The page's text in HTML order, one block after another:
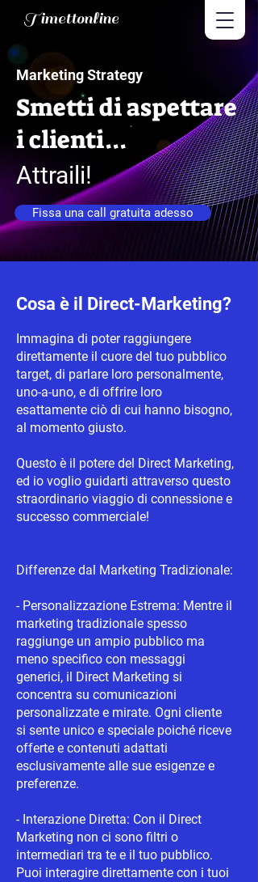
Timettonline
Marketing Strategy
Smetti di aspettare
i clienti...
Attraili!
Fissa una call gratuita adesso
Cosa è il Direct-Marketing?
Immagina di poter raggiungere
direttamente il cuore del tuo pubblico
target, di parlare loro personalmente,
uno-a-uno, e di offrire loro
esattamente ciò di cui hanno bisogno,
al momento giusto.
Questo è il potere del Direct Marketing,
ed io voglio guidarti attraverso questo
straordinario viaggio di connessione e
successo commerciale!
Differenze dal Marketing Tradizionale:
- Personalizzazione Estrema: Mentre il
marketing tradizionale spesso
raggiunge un ampio pubblico ma
meno specifico con messaggi
generici, il Direct Marketing si
concentra su comunicazioni
personalizzate e mirate. Ogni cliente
si sente unico e speciale poiché riceve
offerte e contenuti adattati
esclusivamente alle sue esigenze e
preferenze.
- Interazione Diretta: Con il Direct
Marketing non ci sono filtri o
intermediari tra te e il tuo pubblico.
Puoi interagire direttamente con i tuoi